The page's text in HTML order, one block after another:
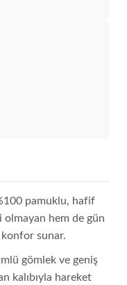
pamuklu, hafif
olmayan hem de gün
sunar.
gömlek ve geniş
kalıbıyla hareket